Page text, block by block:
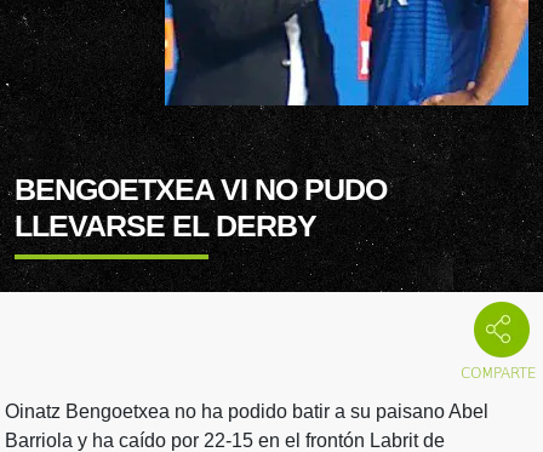
BENGOETXEA VI NO PUDO
LLEVARSE EL DERBY
Oinatz Bengoetxea no ha podido batir a su paisano Abel
Barriola y ha caído por 22-15 en el frontón Labrit de